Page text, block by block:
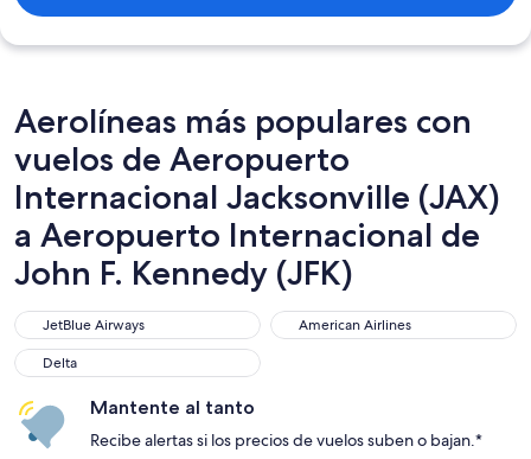
Aerolíneas más populares con
vuelos de Aeropuerto
Internacional Jacksonville (JAX)
a Aeropuerto Internacional de
John F. Kennedy (JFK)
JetBlue Airways
JetBlue Airways American Airlines
American Airlines
Delta
Delta
Mantente al tanto
Recibe alertas si los precios de vuelos suben o bajan.*